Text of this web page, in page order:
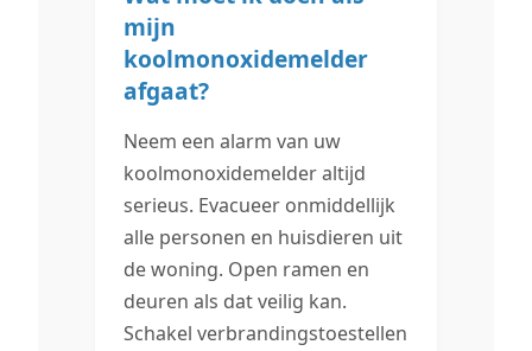
mijn
koolmonoxidemelder
afgaat?
Neem een alarm van uw
koolmonoxidemelder altijd
serieus. Evacueer onmiddellijk
alle personen en huisdieren uit
de woning. Open ramen en
deuren als dat veilig kan.
Schakel verbrandingstoestellen